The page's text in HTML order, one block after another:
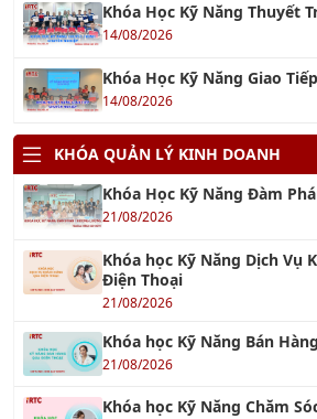
Khóa Học Kỹ Năng Thuyết
14/08/2026
Khóa Học Kỹ Năng Giao
14/08/2026
KHÓA QUẢN LÝ KINH DOANH
Khóa Học Kỹ Năng Đàm
21/08/2026
Khóa học Kỹ Năng Dịch Vụ
Điện Thoại
21/08/2026
Khóa học Kỹ Năng Bán
21/08/2026
Khóa học Kỹ Năng Chăm